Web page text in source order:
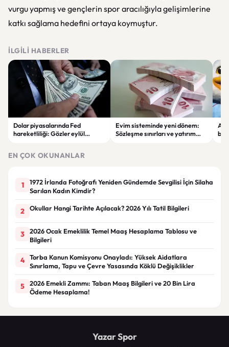
vurgu yapmış ve gençlerin spor aracılığıyla gelişimlerine
katkı sağlama hedefini ortaya koymuştur.
İLGILI HABERLER
Dolar piyasalarında Fed
hareketliliği: Gözler eylül
Evim sisteminde yeni dönem:
Sözleşme sınırları ve yatırım
EN ÇOK OKUNANLAR
1
1972 İrlanda Fotoğrafı Yeniden Gündemde Sevgilisi İçin Silaha
Sarılan Kadın Kimdir?
2 Okullar Hangi Tarihte Açılacak? 2026 Yılı Tatil Bilgileri
3
2026 Ocak Emeklilik Temel Maaş Hesaplama Tablosu ve
Bilgileri
4
Torba Kanun Komisyonu Onayladı: Yüksek Aidatlara
Sınırlama, Tapu ve Çevre Yasasında Köklü Değişiklikler
5
2026 Emekli Zammı: Taban Maaş Bilgileri ve 20 Bin Lira
Ödeme Hesaplama!
Yazar Spor